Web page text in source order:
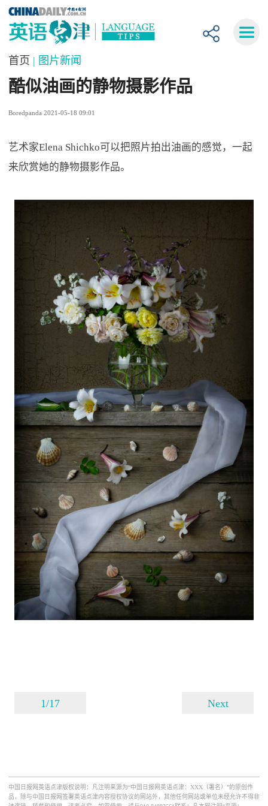
首页 | 图片新闻
酷似油画的静物摄影作品
Boredpanda 2021-05-18 09:01
艺术家Elena Shichko可以把照片拍出油画的感觉，一起
来欣赏她的静物摄影作品。
1/17 Next
中国日报网英语点津版权说明：凡注明来源为“中国日报网英语点津：XXX（署名）”的原创作
品，除与中国日报网签署英语点津内容授权协议的网站外，其他任何网站或单位未经允许不得非